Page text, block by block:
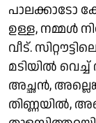
പാലക്കാടോ
ഉള്ള, നമ്മള്‍
വീട്.
മടിയില്‍
അച്ഛന്‍,
തിണ്ണയില്‍,